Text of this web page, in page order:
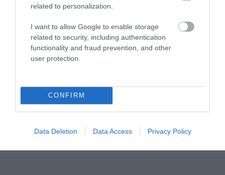
related to personalization.
I want to allow Google to enable storage
related to security, including authentication
functionality and fraud prevention, and other
user protection.
CONFIRM
Data Deletion Data Access Privacy Policy